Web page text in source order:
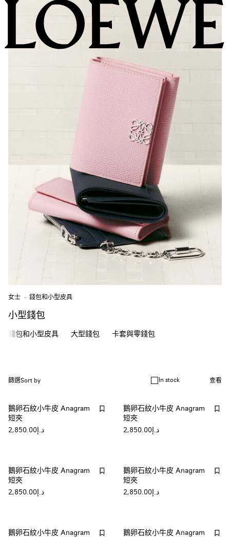
女士 錢包和小型皮具
小型錢包
錢包和小型皮具 大型錢包 卡套與零錢包
篩選Sort by In stock 查看
鵝卵石紋小牛皮 Anagram
短夾
د.إ2,850.00
鵝卵石紋小牛皮 Anagram
短夾
د.إ2,850.00
鵝卵石紋小牛皮 Anagram
短夾
د.إ2,850.00
鵝卵石紋小牛皮 Anagram
短夾
د.إ2,850.00
鵝卵石紋小牛皮 Anagram
鵝卵石紋小牛皮 Anagram